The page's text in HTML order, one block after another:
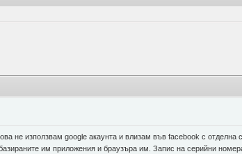
не използвам google акаунта и влизам във facebook с отделна
им приложения и браузъра им. Запис на серийни